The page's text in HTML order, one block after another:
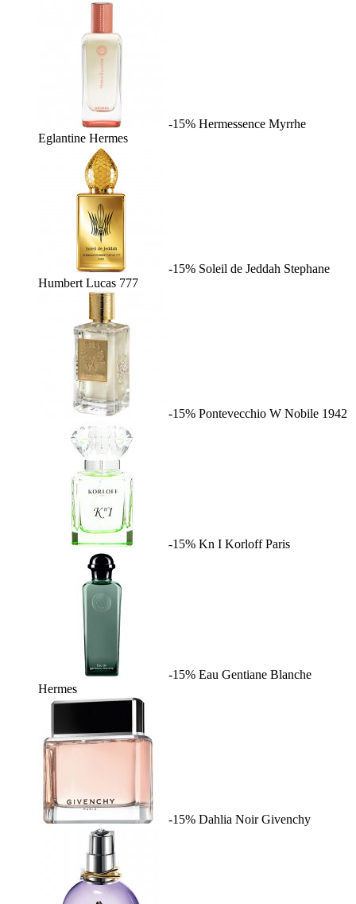
-15% Hermessence Myrrhe
Eglantine Hermes
-15% Soleil de Jeddah Stephane
Humbert Lucas 777
-15% Pontevecchio W Nobile 1942
-15% Kn I Korloff Paris
-15% Eau Gentiane Blanche
Hermes
-15% Dahlia Noir Givenchy